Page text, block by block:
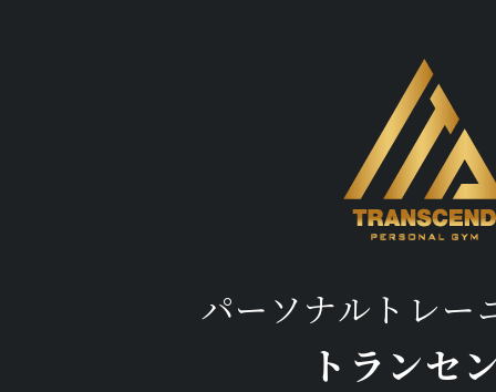
パーソナルトレー
トランセ